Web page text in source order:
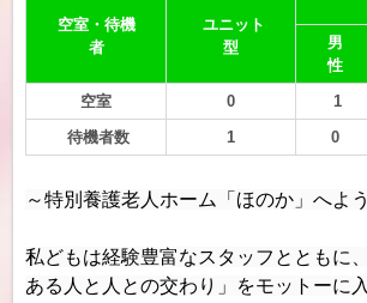
空室・待機
者
ユニット
型
男
性
空室 0 1
待機者数
1 0
～特別養護老人ホーム「ほのか」へよ
私どもは経験豊富なスタッフとともに
ある人と人との交わり」をモットーに